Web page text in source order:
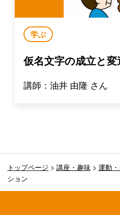
学ぶ
仮名文字の成立と
講師：油井 由隆 さん
トップページ > 講座・趣味 > 運動
ション